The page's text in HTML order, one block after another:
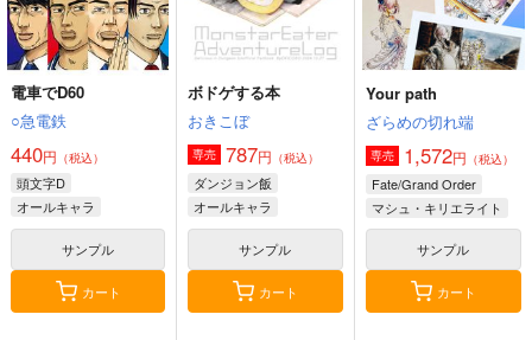
作品詳細 作品詳細 作品詳細
電車でD60
○急電鉄
440円 （税込）
頭文字D
オールキャラ
サンプル
カート
ボドゲする本
おきこぼ
専売 787円 （税込）
ダンジョン飯
オールキャラ
カブルー
サンプル
カート
Your path
ざらめの切れ端
専売 1,572円 （税込）
Fate/Grand Order
マシュ・キリエライト
オールキャラ
サンプル
カート